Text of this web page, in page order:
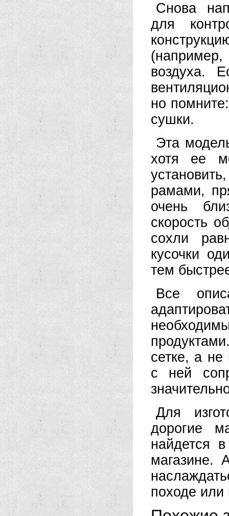
Снова
для
воздуха.
но
сушки.
Эта
хотя ее
рамами,
очень
скорость
сохли
кусочки
тем
Все
сетке, а
с ней
Для
дорогие
найдется
магазине.
походе или